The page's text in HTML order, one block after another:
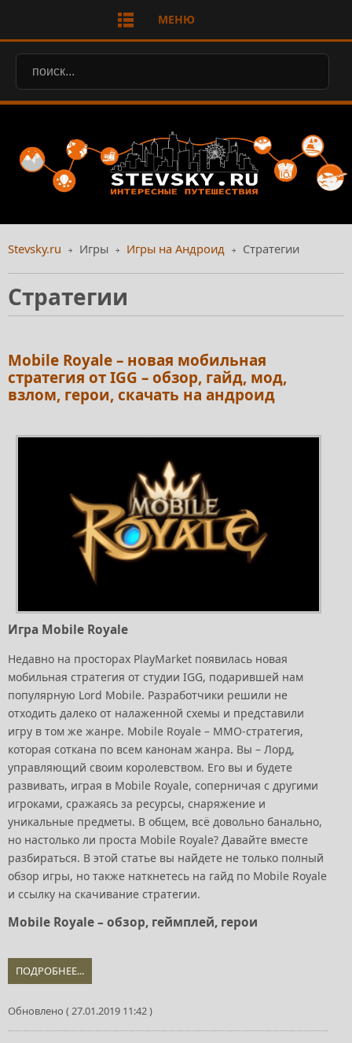
МЕНЮ
Stevsky.ru Игры Игры на Андроид Стратегии
Стратегии
Mobile Royale – новая мобильная
стратегия от IGG – обзор, гайд, мод,
взлом, герои, скачать на андроид
Игра Mobile Royale
Недавно на просторах PlayMarket появилась новая
мобильная стратегия от студии IGG, подарившей нам
популярную Lord Mobile. Разработчики решили не
отходить далеко от налаженной схемы и представили
игру в том же жанре. Mobile Royale – ММО-стратегия,
которая соткана по всем канонам жанра. Вы – Лорд,
управляющий своим королевством. Его вы и будете
развивать, играя в Mobile Royale, соперничая с другими
игроками, сражаясь за ресурсы, снаряжение и
уникальные предметы. В общем, всё довольно банально,
но настолько ли проста Mobile Royale? Давайте вместе
разбираться. В этой статье вы найдете не только полный
обзор игры, но также наткнетесь на гайд по Mobile Royale
и ссылку на скачивание стратегии.
Mobile Royale – обзор, геймплей, герои
ПОДРОБНЕЕ...
Обновлено ( 27.01.2019 11:42 )